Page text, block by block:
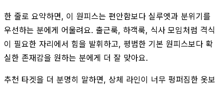
한 줄로 요약하면, 이 원피스는 편안함보다 실루엣과 분위기를
우선하는 분에게 어울려요. 출근룩, 하객룩, 식사 모임처럼 격식
이 필요한 자리에서 힘을 발휘하고, 평범한 기본 원피스보다 확
실한 존재감을 원하는 분에게 더 잘 맞아요.
추천 타겟을 더 분명히 말하면, 상체 라인이 너무 펑퍼짐한 옷보